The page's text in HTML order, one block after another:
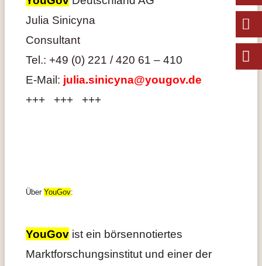
Julia Sinicyna
Consultant
Tel.: +49 (0) 221 / 420 61 – 410
E-Mail: julia.sinicyna@yougov.de
+++ +++ +++
Über YouGov:
YouGovist ein börsennotiertes
Marktforschungsinstitut und einer der